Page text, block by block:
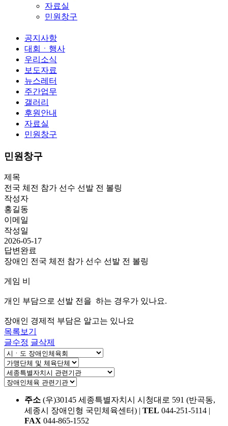
자료실
민원창구
공지사항
대회ㆍ행사
우리소식
보도자료
뉴스레터
주간업무
갤러리
후원안내
자료실
민원창구
민원창구
제목
전국 체전 참가 선수 선발 전 볼링
작성자
홍길동
이메일
작성일
2026-05-17
답변완료
장애인 전국 체전 참가 선수 선발 전 볼링
게임 비
개인 부담으로 선발 전을 하는 경우가 있나요.
장애인 경제적 부담은 알고는 있나요
목록보기
글수정 글삭제
주소 (우)30145 세종특별자치시 시청대로 591 (반곡동,
세종시 장애인형 국민체육센터) | TEL 044-251-5114 |
FAX 044-865-1552